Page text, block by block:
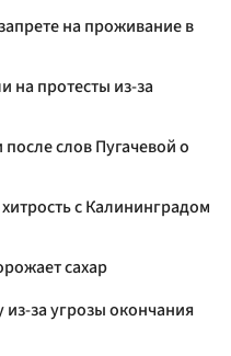
на проживание в
протесты из-за
слов Пугачевой о
с Калининградом
сахар
из-за угрозы окончания